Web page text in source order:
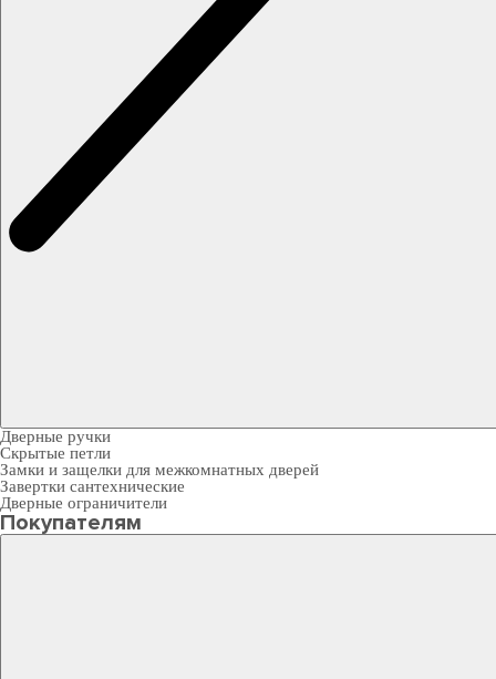
Дверные ручки
Скрытые петли
Замки и защелки для межкомнатных дверей
Завертки сантехнические
Дверные ограничители
Покупателям